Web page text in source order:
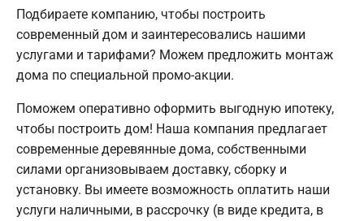
Подбираете компанию, чтобы построить
современный дом и заинтересовались нашими
услугами и тарифами? Можем предложить монтаж
дома по специальной промо-акции.
Поможем оперативно оформить выгодную ипотеку,
чтобы построить дом! Наша компания предлагает
современные деревянные дома, собственными
силами организовываем доставку, сборку и
установку. Вы имеете возможность оплатить наши
услуги наличными, в рассрочку (в виде кредита, в